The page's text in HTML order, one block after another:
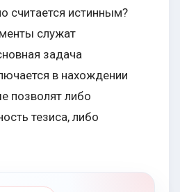
считается истинным?
служат
задача
в нахождении
позволят либо
тезиса, либо